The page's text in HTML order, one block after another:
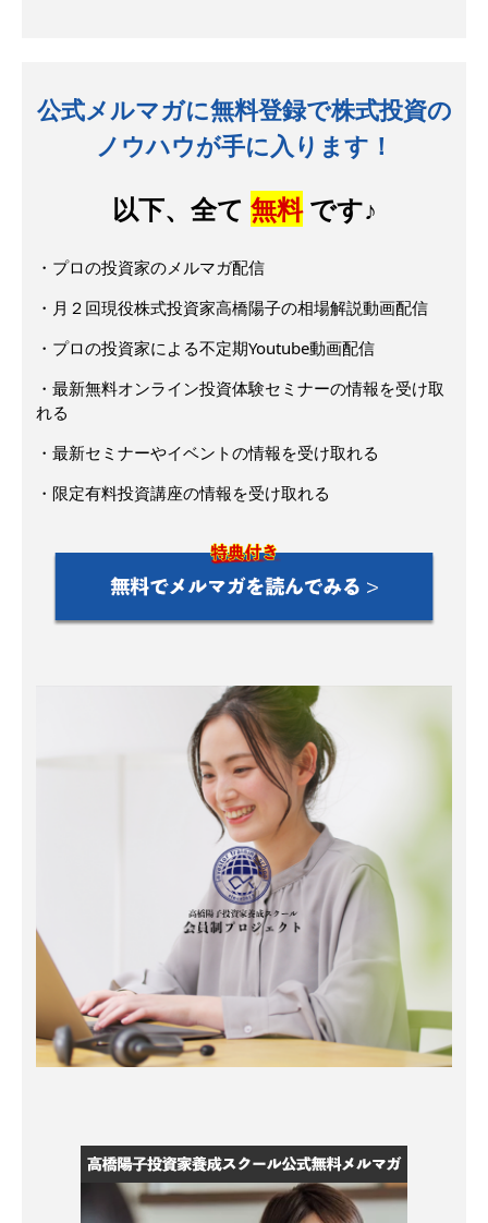
公式メルマガに無料登録で株式投資の
ノウハウが手に入ります！
以下、全て 無料です♪
・プロの投資家のメルマガ配信
・月２回現役株式投資家高橋陽子の相場解説動画配信
・プロの投資家による不定期Youtube動画配信
・最新無料オンライン投資体験セミナーの情報を受け取
れる
・最新セミナーやイベントの情報を受け取れる
・限定有料投資講座の情報を受け取れる